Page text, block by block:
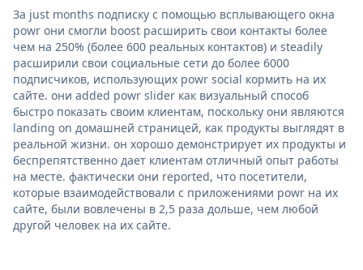
За just months подписку с помощью всплывающего окна
powr они смогли boost расширить свои контакты более
чем на 250% (более 600 реальных контактов) и steadily
расширили свои социальные сети до более 6000
подписчиков, использующих powr social кормить на их
сайте. они added powr slider как визуальный способ
быстро показать своим клиентам, поскольку они являются
landing on домашней страницей, как продукты выглядят в
реальной жизни. он хорошо демонстрирует их продукты и
беспрепятственно дает клиентам отличный опыт работы
на месте. фактически они reported, что посетители,
которые взаимодействовали с приложениями powr на их
сайте, были вовлечены в 2,5 раза дольше, чем любой
другой человек на их сайте.